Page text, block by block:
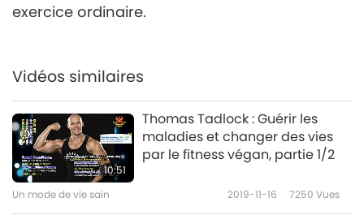
exercice ordinaire.
Vidéos similaires
10:51
Thomas Tadlock : Guérir les
maladies et changer des vies
par le fitness végan, partie 1/2
Un mode de vie sain 2019-11-16 7250 Vues